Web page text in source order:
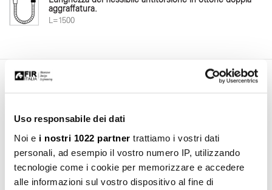
Uso responsabile dei dati
Noi e i nostri 1022 partner trattiamo i vostri dati
personali, ad esempio il vostro numero IP, utilizzando
tecnologie come i cookie per memorizzare e accedere
alle informazioni sul vostro dispositivo al fine di
aggraffatura.
L=1500
Area Download
pdf 1,016.59 KB
File 2d dwg
dwg 1.01 MB